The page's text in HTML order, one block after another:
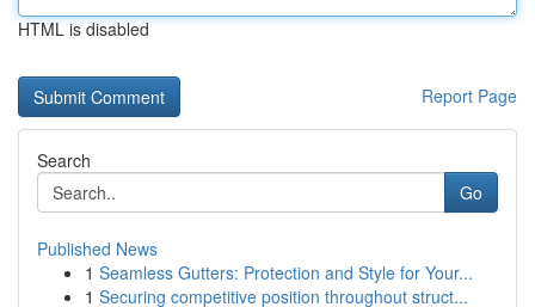
HTML is disabled
Report Page
Search
Go
Published News
1 Seamless Gutters: Protection and Style for Your...
1 Securing competitive position throughout struct...